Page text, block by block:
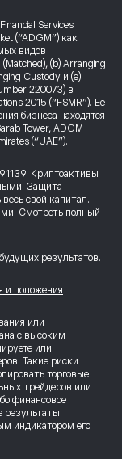
Services
(“ADGM”) как
видов
(Matched), (b) Arranging
Custody и (e)
220073) в
2015 (“FSMR”). Ее
бизнеса находятся
Tower, ADGM
(“UAE”).
Криптоактивы
Защита
весь свой капитал.
. Смотреть полный
результатов.
и положения
или
с высоким
или
Такие риски
торговые
трейдеров или
финансовое
результаты
индикатором его